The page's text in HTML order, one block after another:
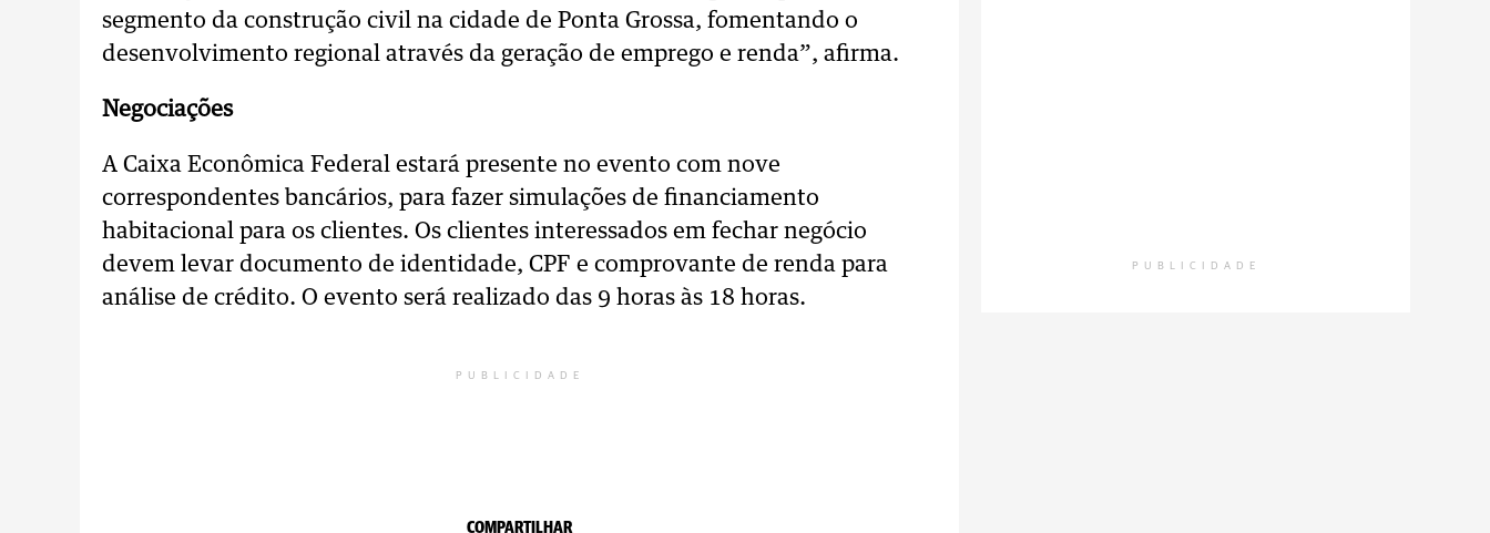
segmento da construção civil na cidade de Ponta Grossa, fomentando o
desenvolvimento regional através da geração de emprego e renda”, afirma.
Negociações
A Caixa Econômica Federal estará presente no evento com nove
correspondentes bancários, para fazer simulações de financiamento
habitacional para os clientes. Os clientes interessados em fechar negócio
devem levar documento de identidade, CPF e comprovante de renda para
análise de crédito. O evento será realizado das 9 horas às 18 horas.
PUBLICIDADE
COMPARTILHAR
PUBLICIDADE